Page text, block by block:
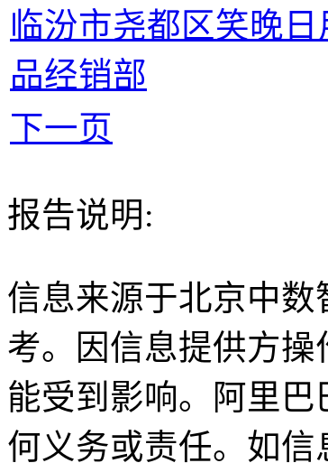
临汾市尧都区笑晚日
品经销部
下一页
报告说明:
信息来源于北京中
考。因信息提供方
能受到影响。阿里
何义务或责任。如